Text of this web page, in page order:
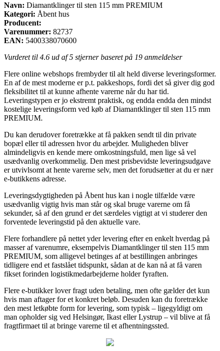
Navn: Diamantklinger til sten 115 mm PREMIUM
Kategori: Åbent hus
Producent:
Varenummer: 82737
EAN: 5400338070600
Vurderet til 4.6 ud af 5 stjerner baseret på 19 anmeldelser
Flere online webshops frembyder til alt held diverse leveringsformer.
En af de mest moderne er p.t. pakkeshops, fordi det så giver dig god
fleksibilitet til at kunne afhente varerne når du har tid.
Leveringstypen er jo ekstremt praktisk, og endda endda den mindst
kostelige leveringsform ved køb af Diamantklinger til sten 115 mm
PREMIUM.
Du kan derudover foretrække at få pakken sendt til din private
bopæl eller til adressen hvor du arbejder. Muligheden bliver
almindeligvis en kende mere omkostningsfuld, men lige så vel
usædvanlig overkommelig. Den mest prisbevidste leveringsudgave
er utvivlsomt at hente varerne selv, men det forudsætter at du er nær
e-butikkens adresse.
Leveringsdygtigheden på Åbent hus kan i nogle tilfælde være
usædvanlig vigtig hvis man står og skal bruge varerne om få
sekunder, så af den grund er det særdeles vigtigt at vi studerer den
forventede leveringstid på den aktuelle vare.
Flere forhandlere på nettet yder levering efter en enkelt hverdag på
masser af varenumre, eksempelvis Diamantklinger til sten 115 mm
PREMIUM, som alligevel betinges af at bestillingen anbringes
tidligere end et fastslået tidspunkt, sådan at de kan nå at få varen
fikset forinden logistikmedarbejderne holder fyraften.
Flere e-butikker lover fragt uden betaling, men ofte gælder det kun
hvis man aftager for et konkret beløb. Desuden kan du foretrække
den mest letkøbte form for levering, som typisk – ligegyldigt om
man opholder sig ved Helsingør, Ikast eller Lystrup – vil blive at få
fragtfirmaet til at bringe varerne til et afhentningssted.